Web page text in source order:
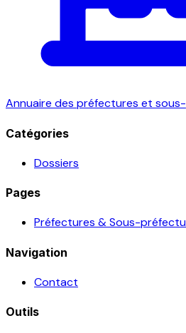
Annuaire des préfectures et
Catégories
Dossiers
Pages
Préfectures & Sous-
Navigation
Contact
Outils